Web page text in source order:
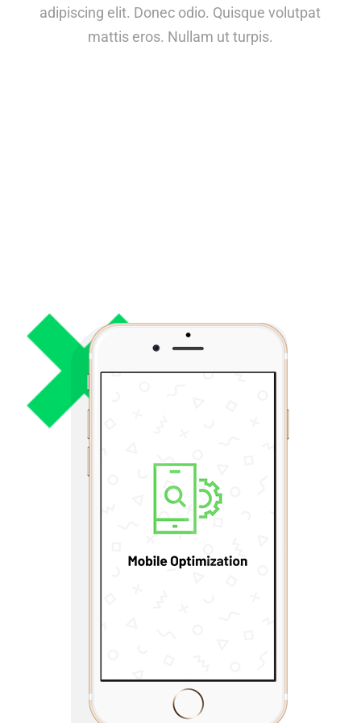
adipiscing elit. Donec odio. Quisque volutpat
mattis eros. Nullam ut turpis.